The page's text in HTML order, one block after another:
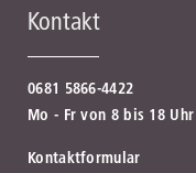
Kontakt
0681 5866-4422
Mo - Fr von 8 bis 18 Uhr
Kontaktformular